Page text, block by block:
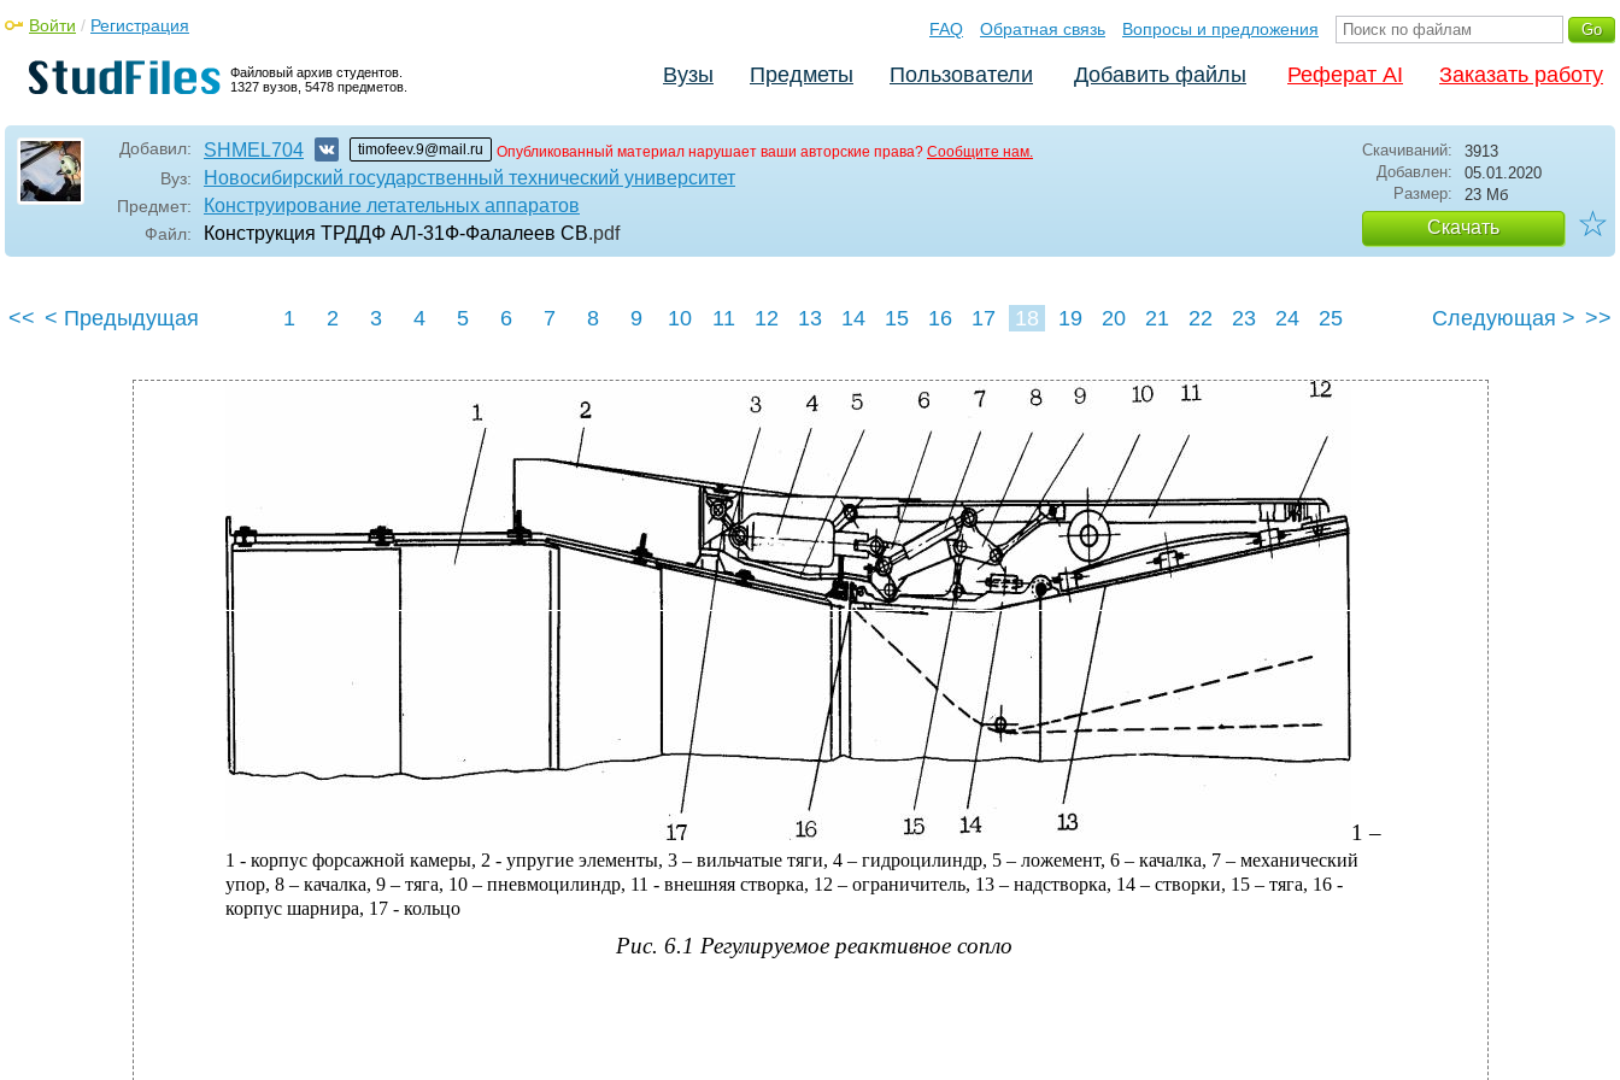
Файловый архив студентов.
1327 вузов, 5478 предметов.
Войти / Регистрация FAQ Обратная связь Вопросы и предложения
Вузы Предметы Пользователи Добавить файлы Реферат AI Заказать работу
Добавил: SHMEL704 timofeev.9@mail.ru Опубликованный материал нарушает ваши авторские права? Сообщите нам.
Вуз: Новосибирский государственный технический университет
Предмет: Конструирование летательных аппаратов
Файл: Конструкция ТРДДФ АЛ-31Ф-Фалалеев СВ.pdf
Скачиваний:
3913
Добавлен:
05.01.2020
Размер:
23 Мб
Скачать ☆
<< < Предыдущая 1 2 3 4 5 6 7 8 9 10 11 12 13 14 15 16 17 18 19 20 21 22 23 24 25 Следующая > >>
1 –
1 - корпус форсажной камеры, 2 - упругие элементы, 3 – вильчатые тяги, 4 – гидроцилиндр, 5 – ложемент, 6 – качалка, 7 – механический
упор, 8 – качалка, 9 – тяга, 10 – пневмоцилиндр, 11 - внешняя створка, 12 – ограничитель, 13 – надстворка, 14 – створки, 15 – тяга, 16 -
корпус шарнира, 17 - кольцо
Рис. 6.1 Регулируемое реактивное сопло